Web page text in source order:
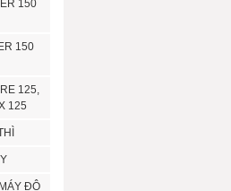
150
150
125,
125
ĐỘ